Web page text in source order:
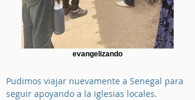
evangelizando
Pudimos viajar nuevamente a Senegal para
seguir apoyando a la iglesias locales.